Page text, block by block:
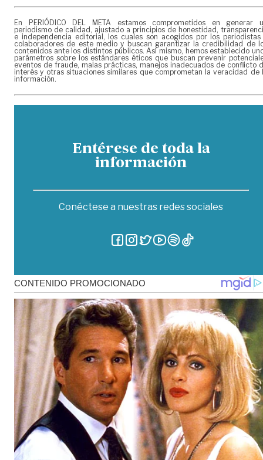
En PERIÓDICO DEL META estamos comprometidos en generar
periodismo de calidad, ajustado a principios de honestidad,
e independencia editorial, los cuales son acogidos por los periodistas
colaboradores de este medio y buscan garantizar la credibilidad de
contenidos ante los distintos públicos. Así mismo, hemos establecido
parámetros sobre los estándares éticos que buscan prevenir
eventos de fraude, malas prácticas, manejos inadecuados de conflicto
interés y otras situaciones similares que comprometan la veracidad de
información.
Entérese de toda la
información
Conéctese a nuestras redes sociales